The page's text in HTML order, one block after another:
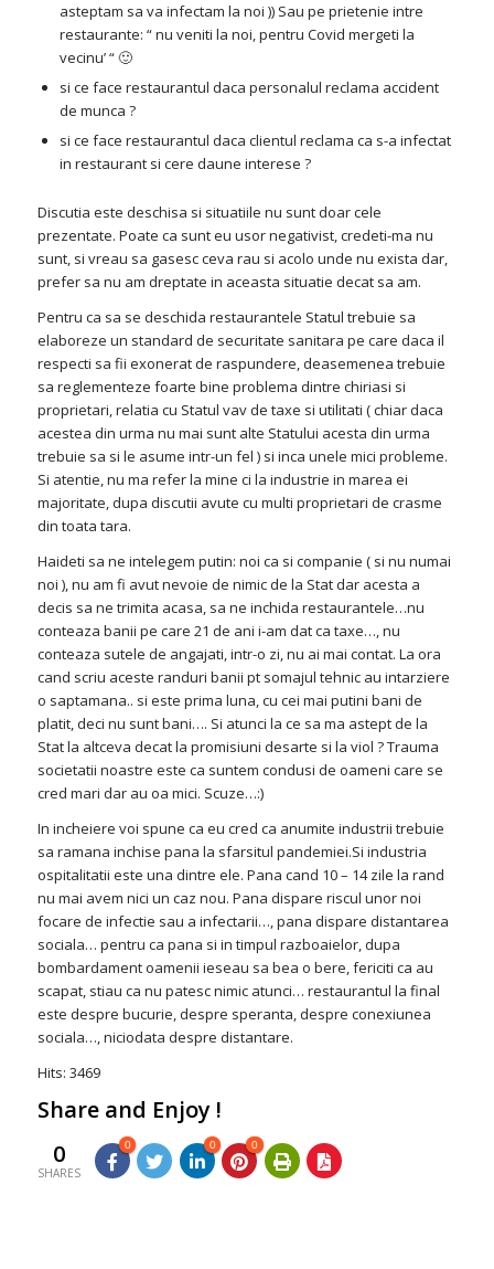
asteptam sa va infectam la noi )) Sau pe prietenie intre
restaurante: “ nu veniti la noi, pentru Covid mergeti la
vecinu’ “ 🙂
si ce face restaurantul daca personalul reclama accident
de munca ?
si ce face restaurantul daca clientul reclama ca s-a infectat
in restaurant si cere daune interese ?
Discutia este deschisa si situatiile nu sunt doar cele
prezentate. Poate ca sunt eu usor negativist, credeti-ma nu
sunt, si vreau sa gasesc ceva rau si acolo unde nu exista dar,
prefer sa nu am dreptate in aceasta situatie decat sa am.
Pentru ca sa se deschida restaurantele Statul trebuie sa
elaboreze un standard de securitate sanitara pe care daca il
respecti sa fii exonerat de raspundere, deasemenea trebuie
sa reglementeze foarte bine problema dintre chiriasi si
proprietari, relatia cu Statul vav de taxe si utilitati ( chiar daca
acestea din urma nu mai sunt alte Statului acesta din urma
trebuie sa si le asume intr-un fel ) si inca unele mici probleme.
Si atentie, nu ma refer la mine ci la industrie in marea ei
majoritate, dupa discutii avute cu multi proprietari de crasme
din toata tara.
Haideti sa ne intelegem putin: noi ca si companie ( si nu numai
noi ), nu am fi avut nevoie de nimic de la Stat dar acesta a
decis sa ne trimita acasa, sa ne inchida restaurantele…nu
conteaza banii pe care 21 de ani i-am dat ca taxe…, nu
conteaza sutele de angajati, intr-o zi, nu ai mai contat. La ora
cand scriu aceste randuri banii pt somajul tehnic au intarziere
o saptamana.. si este prima luna, cu cei mai putini bani de
platit, deci nu sunt bani…. Si atunci la ce sa ma astept de la
Stat la altceva decat la promisiuni desarte si la viol ? Trauma
societatii noastre este ca suntem condusi de oameni care se
cred mari dar au oa mici. Scuze…:)
In incheiere voi spune ca eu cred ca anumite industrii trebuie
sa ramana inchise pana la sfarsitul pandemiei.Si industria
ospitalitatii este una dintre ele. Pana cand 10 – 14 zile la rand
nu mai avem nici un caz nou. Pana dispare riscul unor noi
focare de infectie sau a infectarii…, pana dispare distantarea
sociala… pentru ca pana si in timpul razboaielor, dupa
bombardament oamenii ieseau sa bea o bere, fericiti ca au
scapat, stiau ca nu patesc nimic atunci… restaurantul la final
este despre bucurie, despre speranta, despre conexiunea
sociala…, niciodata despre distantare.
Hits: 3469
Share and Enjoy !
0
SHARES
0 0 0